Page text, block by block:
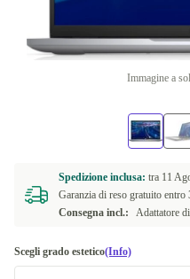
Immagine a
Spedizione inclusa: tra 11
Garanzia di reso gratuito entro
Consegna incl.:
Adattatore
Scegli grado estetico(Info)